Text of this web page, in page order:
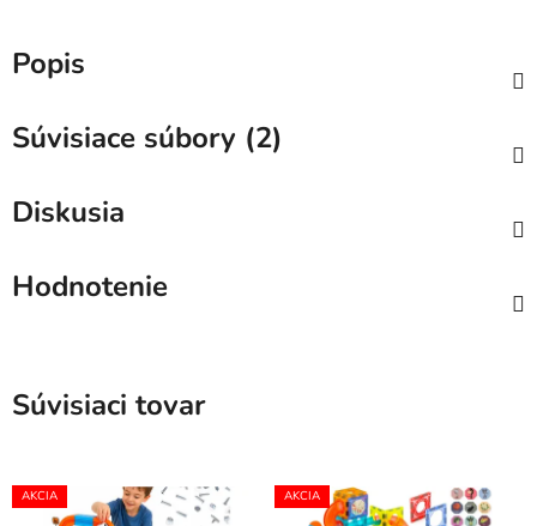
Popis
Súvisiace súbory (2)
Diskusia
Hodnotenie
Súvisiaci tovar
AKCIA AKCIA